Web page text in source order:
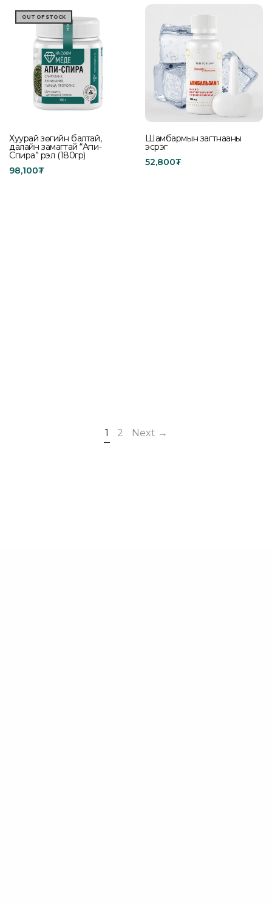
OUT OF STOCK
Хуурай зөгийн балтай,
далайн замагтай “Апи-
Спира” үрэл (180гр)
98,100₮
Шамбармын загтнааны
эсрэг
52,800₮
1 2 Next →